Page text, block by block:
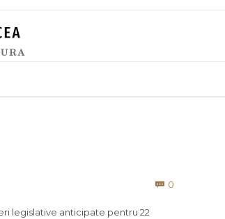
 0
legislative anticipate pentru 22